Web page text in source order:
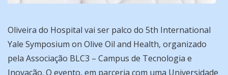
Oliveira do Hospital vai ser palco do 5th International
Yale Symposium on Olive Oil and Health, organizado
pela Associação BLC3 – Campus de Tecnologia e
Inovação. O evento, em parceria com uma Universidade